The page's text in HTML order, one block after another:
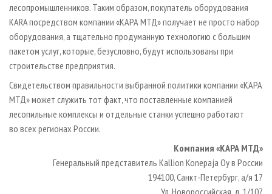
лесопромышленников. Таким образом, покупатель оборудования
KARA посредством компании «КАРА МТД» получает не просто набор
оборудования, а тщательно продуманную технологию с большим
пакетом услуг, которые, безусловно, будут использованы при
строительстве предприятия.
Свидетельством правильности выбранной политики компании «КАРА
МТД» может служить тот факт, что поставленные компанией
лесопильные комплексы и отдельные станки успешно работают
во всех регионах России.
Компания «КАРА МТД»
Генеральный представитель Kallion Konepaja Oy в России
194100, Санкт-Петербург, а/я 17
Ул. Новороссийская, д. 1/107